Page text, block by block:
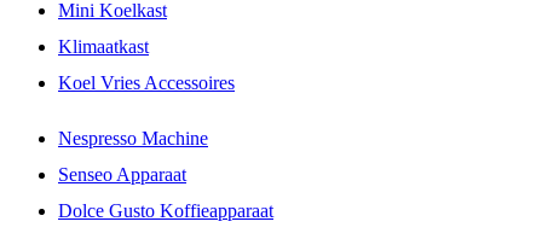
Mini Koelkast
Klimaatkast
Koel Vries Accessoires
Nespresso Machine
Senseo Apparaat
Dolce Gusto Koffieapparaat